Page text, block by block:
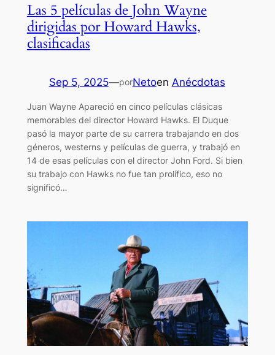
Las 5 películas de John Wayne
dirigidas por Howard Hawks,
clasificadas
Sep 5, 2025—porNetoen Anécdotas
Juan Wayne Apareció en cinco películas clásicas
memorables del director Howard Hawks. El Duque
pasó la mayor parte de su carrera trabajando en dos
géneros, westerns y películas de guerra, y trabajó en
14 de esas películas con el director John Ford. Si bien
su trabajo con Hawks no fue tan prolífico, eso no
significó…